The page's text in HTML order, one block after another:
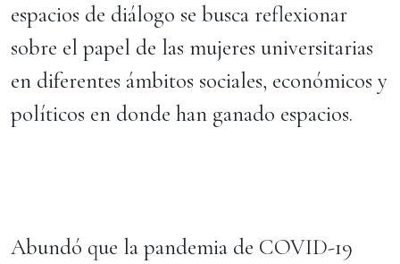
espacios de diálogo se busca reflexionar
sobre el papel de las mujeres universitarias
en diferentes ámbitos sociales, económicos y
políticos en donde han ganado espacios.
Abundó que la pandemia de COVID-19